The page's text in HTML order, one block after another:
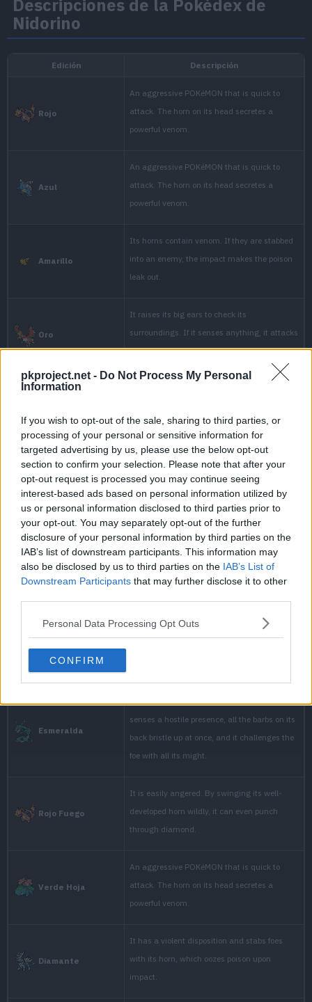
pkproject.net - Do Not Process My Personal
Information
If you wish to opt-out of the sale, sharing to third parties, or
processing of your personal or sensitive information for
targeted advertising by us, please use the below opt-out
section to confirm your selection. Please note that after your
opt-out request is processed you may continue seeing
interest-based ads based on personal information utilized by
us or personal information disclosed to third parties prior to
your opt-out. You may separately opt-out of the further
disclosure of your personal information by third parties on the
IAB’s list of downstream participants. This information may
also be disclosed by us to third parties on the IAB’s List of
Downstream Participants that may further disclose it to other
Personal Data Processing Opt Outs
CONFIRM
Descripciones de la Pokédex de
Nidorino